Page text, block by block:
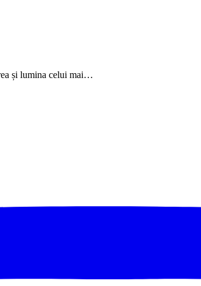
și lumina celui mai…